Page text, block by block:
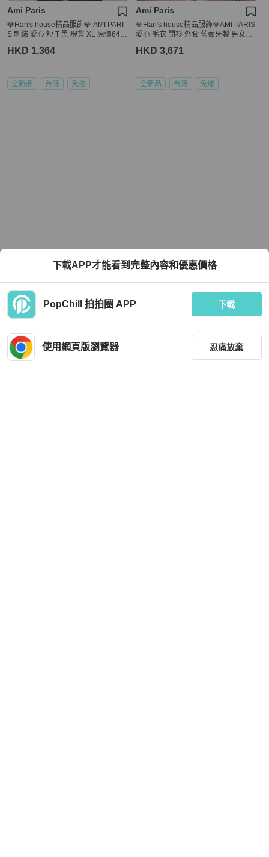
Ami Paris
💎Han's house精品服飾💎 AMI PARI
S 刺繡 愛心 短 T 黑 現貨 XL 原價640
HKD 1,364
全新品 台灣 免運
Ami Paris
💎Han's house精品服飾💎AMI PARIS
愛心 毛衣 開衫 外套 葡萄牙製 男女共
HKD 3,671
全新品 台灣 免運
下載APP才能看到完整內容和優惠價格
PopChill 拍拍圈 APP 下載
使用網頁版瀏覽器 忍痛放棄